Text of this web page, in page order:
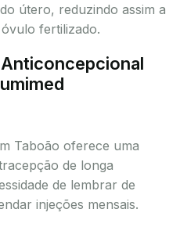
útero, reduzindo assim a
fertilizado.
Taboão oferece uma
de longa
de lembrar de
injeções mensais.